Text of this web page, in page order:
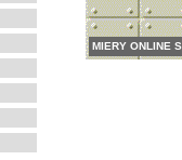
MIERY ONLINE